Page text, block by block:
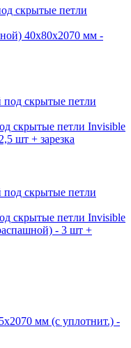
скрытые петли
40х80х2070 мм -
скрытые петли Invisible
шт + зарезка
скрытые петли Invisible
- 3 шт +
мм (с уплотнит.) -